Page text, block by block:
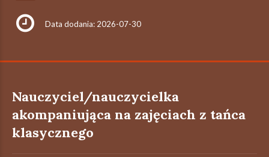
Data dodania: 2026-07-30
Nauczyciel/nauczycielka
akompaniująca na zajęciach z tańca
klasycznego